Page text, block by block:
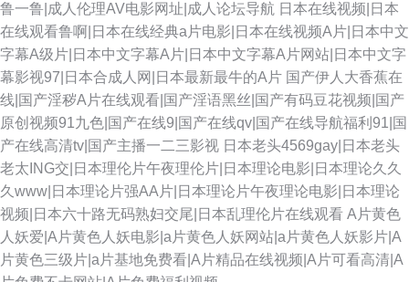
鲁一鲁|成人伦理AV电影网址|成人论坛导航 日本在线视频|日本
在线观看鲁啊|日本在线经典a片电影|日本在线视频A片|日本中文
字幕A级片|日本中文字幕A片|日本中文字幕A片网站|日本中文字
幕影视97|日本合成人网|日本最新最牛的A片 国产伊人大香蕉在
线|国产淫秽A片在线观看|国产淫语黑丝|国产有码豆花视频|国产
原创视频91九色|国产在线9|国产在线qv|国产在线导航福利91|国
产在线高清tv|国产主播一二三影视 日本老头4569gay|日本老头
老太ING交|日本理伦片午夜理伦片|日本理论电影|日本理论久久
久www|日本理论片强AA片|日本理论片午夜理论电影|日本理论
视频|日本六十路无码熟妇交尾|日本乱理伦片在线观看 A片黄色
人妖爱|A片黄色人妖电影|a片黄色人妖网站|a片黄色人妖影片|A
片黄色三级片|a片基地免费看|A片精品在线视频|A片可看高清|A